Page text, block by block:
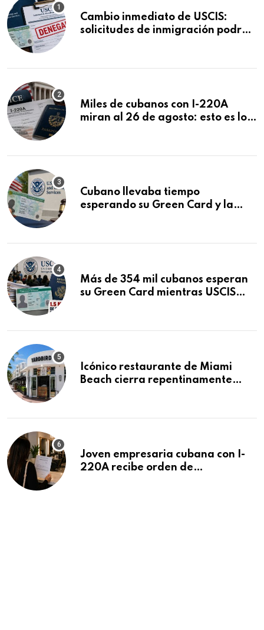
Cambio inmediato de USCIS:
solicitudes de inmigración podrán
Miles de cubanos con I-220A
miran al 26 de agosto: esto es lo
Cubano llevaba tiempo
esperando su Green Card y la
Más de 354 mil cubanos esperan
su Green Card mientras USCIS
Icónico restaurante de Miami
Beach cierra repentinamente
Joven empresaria cubana con I-
220A recibe orden de